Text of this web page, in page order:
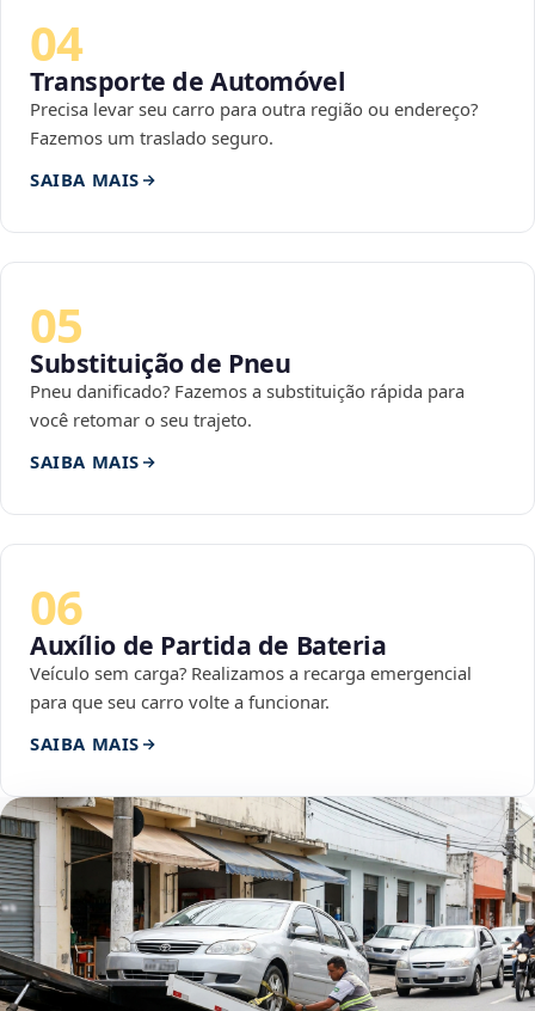
04
Transporte de Automóvel
Precisa levar seu carro para outra região ou endereço?
Fazemos um traslado seguro.
SAIBA MAIS
05
Substituição de Pneu
Pneu danificado? Fazemos a substituição rápida para
você retomar o seu trajeto.
SAIBA MAIS
06
Auxílio de Partida de Bateria
Veículo sem carga? Realizamos a recarga emergencial
para que seu carro volte a funcionar.
SAIBA MAIS